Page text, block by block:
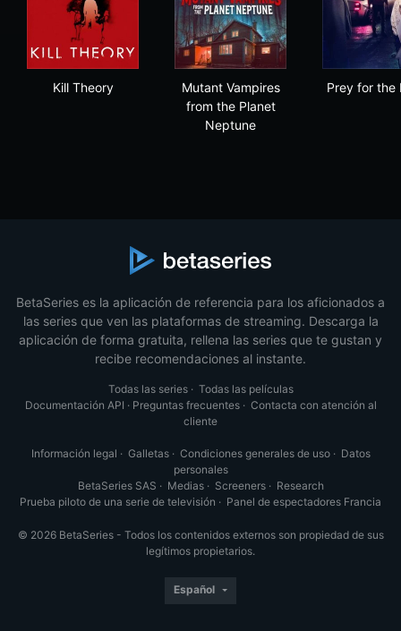
Kill Theory
Mutant Vampires
from the Planet
Neptune
Prey for the
BetaSeries es la aplicación de referencia para los aficionados a
las series que ven las plataformas de streaming. Descarga la
aplicación de forma gratuita, rellena las series que te gustan y
recibe recomendaciones al instante.
Todas las series· Todas las películas
Documentación API · Preguntas frecuentes· Contacta con atención al
cliente
Información legal · Galletas· Condiciones generales de uso· Datos
personales
BetaSeries SAS · Medias· Screeners· Research
Prueba piloto de una serie de televisión · Panel de espectadores Francia
© 2026 BetaSeries - Todos los contenidos externos son propiedad de sus
legítimos propietarios.
Español